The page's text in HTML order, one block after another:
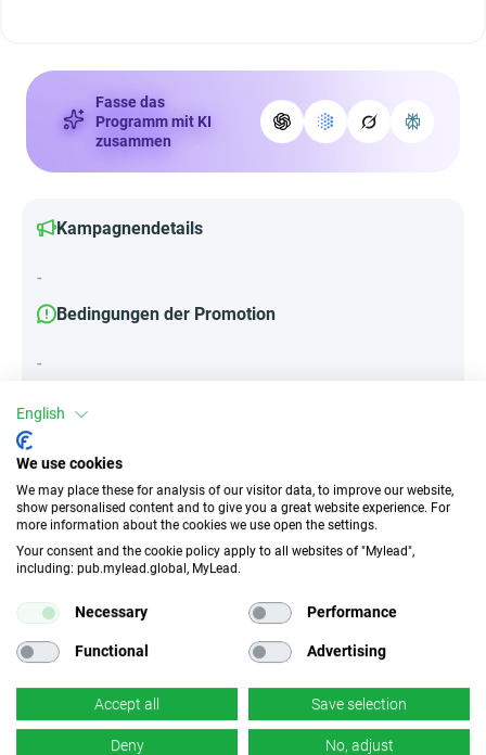
Fasse das
Programm mit KI
zusammen
Kampagnendetails
-
Bedingungen der Promotion
-
Attribute
||Geräte||
Mobile Geräte
Desktop Tablet
Unerlaubter
k.A.
k.A.
×Nein
English
We use cookies
We may place these for analysis of our visitor data, to improve our website,
show personalised content and to give you a great website experience. For
more information about the cookies we use open the settings.
Your consent and the cookie policy apply to all websites of "Mylead",
including: pub.mylead.global, MyLead.
Necessary Performance
Functional Advertising
Accept all Save selection
Deny No, adjust